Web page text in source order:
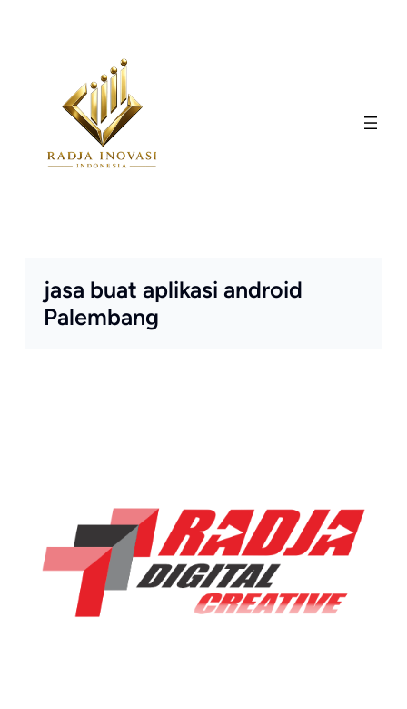
jasa buat aplikasi android
Palembang